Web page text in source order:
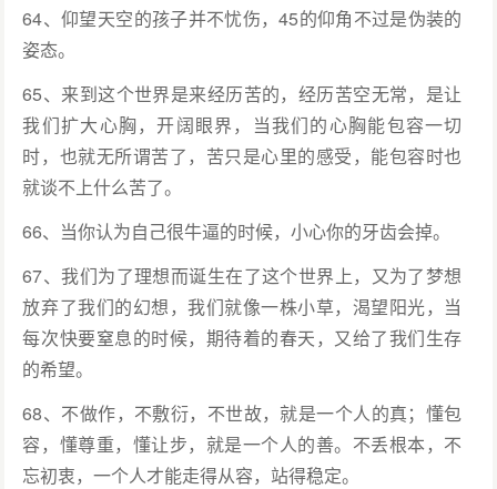
64、仰望天空的孩子并不忧伤，45的仰角不过是伪装的
姿态。
65、来到这个世界是来经历苦的，经历苦空无常，是让
我们扩大心胸，开阔眼界，当我们的心胸能包容一切
时，也就无所谓苦了，苦只是心里的感受，能包容时也
就谈不上什么苦了。
66、当你认为自己很牛逼的时候，小心你的牙齿会掉。
67、我们为了理想而诞生在了这个世界上，又为了梦想
放弃了我们的幻想，我们就像一株小草，渴望阳光，当
每次快要窒息的时候，期待着的春天，又给了我们生存
的希望。
68、不做作，不敷衍，不世故，就是一个人的真；懂包
容，懂尊重，懂让步，就是一个人的善。不丢根本，不
忘初衷，一个人才能走得从容，站得稳定。